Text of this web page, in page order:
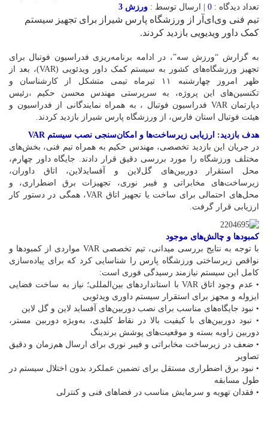
تعداد دیدگاه : 0 | ارسال توسط : ورزش 3
تیم فنی وی‌ای‌آر از ورزشگاه پارس شیراز برای تجهیز سیستم
کمک داور ویدیویی بازدید کردند.
به گزارش “ورزش سه”، در ادامه برنامه‌ریزی فدراسیون فوتبال برای
تجهیز ورزشگاه‌های کشور به سیستم کمک داور ویدئویی (VAR)، بعد از
ظهر امروز چهارشنبه ۱۱ تیرماه تیمی متشکل از کارشناسان و
تکنسین‌های این پروژه، به سرپرستی مهندس محسن حکیم ،رئیس
دپارتمان VAR فدراسیون فوتبال ، به همراه نمایندگانی از فدراسیون و
هیئت فوتبال استان فارس، از ورزشگاه پارس شیراز بازدید کردند.
هدف بازدید: ارزیابی زیرساخت‌ها و امکان‌سنجی نصب سیستم VAR
در جریان این بازدید تخصصی، مهندس حکیم به همراه تیم فنی، بخش‌های
مختلف ورزشگاه را مورد بررسی دقیق قرار دادند. جایگاه داور چهارم،
محل استقرار دوربین‌های گل‌لاین و آفسایدلاین، اتاق داوران،
زیرساخت‌های مخابراتی و فیبر نوری، تجهیزات برق اضطراری، و
محل‌های احتمالی برای ساخت یا تجهیز اتاق VAR، همگی در دستور کار
ارزیابی قرار گرفت.
کمبودها و چالش‌های موجود
با توجه به نتایج بررسی میدانی، تیم تخصصی VAR مواردی از کمبودها و
نواقص زیرساختی ورزشگاه پارس را شناسایی کرد که برای پیاده‌سازی
کامل این سیستم نیازمند رسیدگی فوری است:
• عدم وجود اتاق VAR با استانداردهای بین‌المللی؛ نیاز به ساخت فضایی
ایزوله و مجهز برای استقرار سیستم داوری ویدئویی
• نبود جایگاه‌های مناسب برای نصب دوربین‌های آفساید لاین و گل لاین
• نبود دوربین‌های با کیفیت بالا در نقاط کلیدی، به‌ویژه دوربین مستر،
دوربین زاویه بسته و موقعیت‌های پوشش برندینگ
• ضعف در زیرساخت مخابراتی و فیبر نوری برای ارسال هم‌زمان و دقیق
تصاویر
• نبود برق اضطراری مستقل برای تضمین عملکرد بدون اختلال سیستم در
طول مسابقه
• فقدان تهویه و سرمایش مناسب در فضاهای فنی و کنترلی